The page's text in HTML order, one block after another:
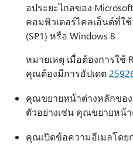
อประยะไกลของ
คอมพิวเตอร์ไคลเอ็นต์ที่ใช้
(SP1) หรือ Windows 8
หมายเหตุ เมื่อต้องการใช้
คุณต้องมีการอัปเดต
คุณขยายหน้าต่างหลักของ
ตัวอย่างเช่น คุณขยายหน้
คุณเปิดข้อความอีเมลโดย